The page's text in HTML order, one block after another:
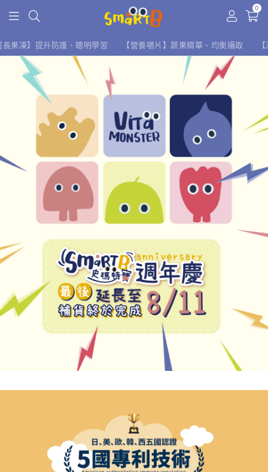
0
長果凍】提升防護、聰明學習 【營養嚼片】蔬果精華、均衡攝取